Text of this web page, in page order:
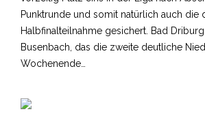
Punktrunde und somit natürlich auch die
Halbfinalteilnahme gesichert. Bad
Busenbach, das die zweite deutliche
Wochenende…